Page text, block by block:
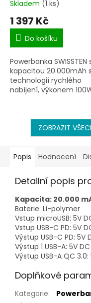
Skladem (1 ks)
1 397 Kč
Do košíku
Powerbanka SWISSTEN
kapacitou 20.000mAh s
technologií rychlého
nabíjení, výkonem
ZOBRAZIT
Popis Hodnocení
Detailní popis
Kapacita: 20.000
Baterie: Li-polymer
Vstup microUSB: 5V
Vstup USB-C PD: 5V
Výstup USB-C PD: 5V
Výstup 1 USB-A: 5V
Výstup USB-A QC 3.0:
Doplňkové
Kategorie: